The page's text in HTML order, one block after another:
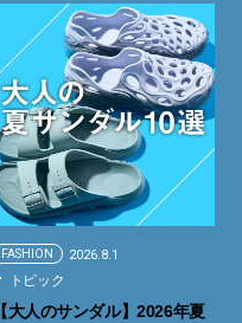
FASHION 2026.8.1
トピック
【大人のサンダル】2026年夏